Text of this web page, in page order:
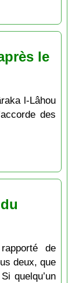
le
l-Lâhou
des
de
deux, que
quelqu’un